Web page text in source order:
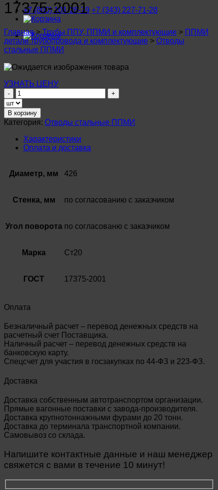
+7 (800) 101-28-79 +7 (343) 227-71-28
17375-2001
Главная >Трубы ППУ, ППМИ и комплектующие > ППМИ
детали трубопровода и комплектующие > Отводы
стальные ППМИ
УЗНАТЬ ЦЕНУ
Количество
товара
Отвод
стальной
ø
426
мм
(Ду400)
Ст20
2001
В корзину
Категория: Отводы стальные ППМИ
Характеристики
Оплата и доставка
Диаметр, мм 426
Стенка, мм по согласованию с заказчиком
Угол поворота по согласованю с заказчиком
Марка Ст20
ГОСТ 17375-2001
Оплата
Безналичный расчет – перевод денежных средств на
расчетный счет Поставщика.
Наличный расчет – перевод денежных средств на
банковскую карту.
Спецсчет для участия в госзакупках по 44-ФЗ и 223-ФЗ.
Доставка
Доставка собственным автотранспортом организации.
Прямые вагонные поставки с завода-производителя.
Доставка крупнотоннажными фурами до 20 тонн.
Доставка до терминала транспортной компании.
Самовывоз со склада.
Напишите контактные данные и наш менеджер
свяжется с вами в течение 10 минут!